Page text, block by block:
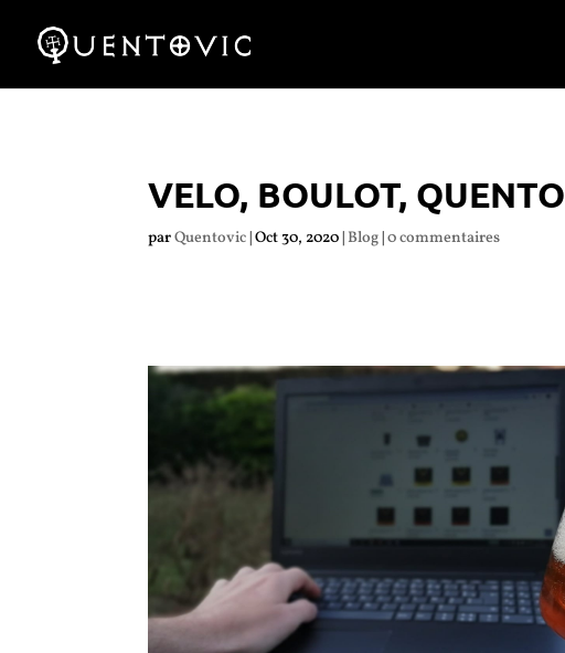
VELO, BOULOT, QUENTO
parQuentovic|Oct 30, 2020|Blog|0 commentaires